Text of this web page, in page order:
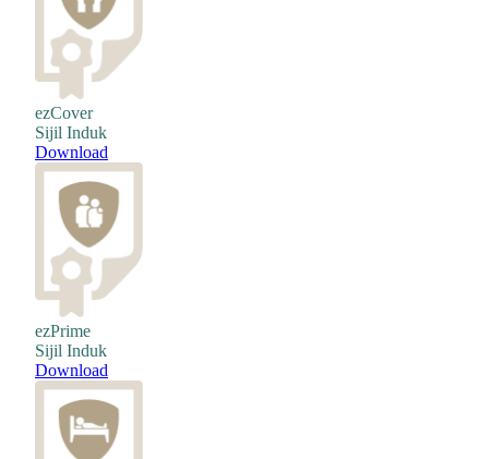
ezCover
Sijil Induk
Download
ezPrime
Sijil Induk
Download